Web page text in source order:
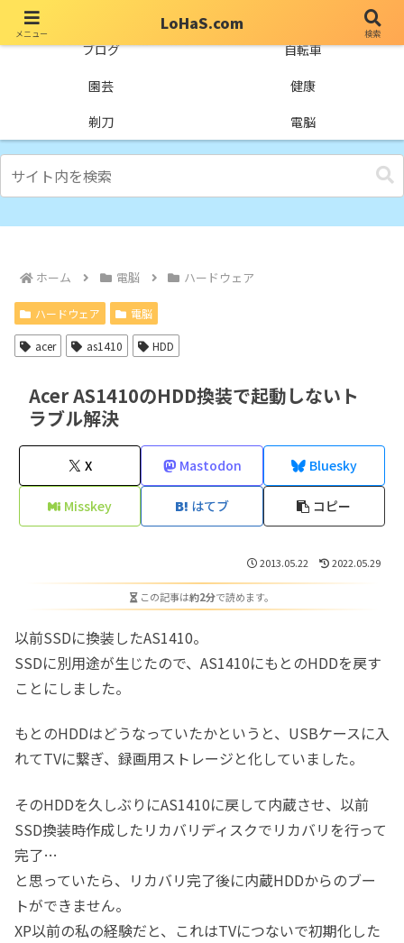
ブログ
自転車
園芸
健康
剃刀
電脳
ホーム 電脳 ハードウェア
ハードウェア 電脳
acer as1410 HDD
Acer AS1410のHDD換装で起動しないト
ラブル解決
X Mastodon Bluesky
Misskey はてブ コピー
2013.05.22 2022.05.29
この記事は約2分で読めます。
以前SSDに換装したAS1410。
SSDに別用途が生じたので、AS1410にもとのHDDを戻す
ことにしました。
もとのHDDはどうなっていたかというと、USBケースに入
れてTVに繋ぎ、録画用ストレージと化していました。
そのHDDを久しぶりにAS1410に戻して内蔵させ、以前
SSD換装時作成したリカバリディスクでリカバリを行って
完了…
と思っていたら、リカバリ完了後に内蔵HDDからのブー
トができません。
XP以前の私の経験だと、これはTVにつないで初期化した
メニュー
LoHaS.com
検索